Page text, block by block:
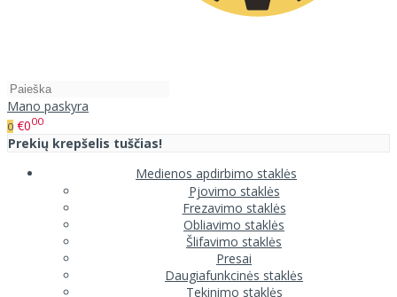
Mano paskyra
0 €000
Prekių krepšelis tuščias!
Medienos apdirbimo staklės
Pjovimo staklės
Frezavimo staklės
Obliavimo staklės
Šlifavimo staklės
Presai
Daugiafunkcinės staklės
Tekinimo staklės